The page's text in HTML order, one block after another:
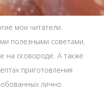
мои читатели.
полезными советами,
на сковороде. А также
приготовления
лично.